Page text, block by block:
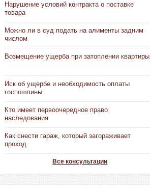
Нарушение условий контракта о поставке
товара
Можно ли в суд подать на алименты задним
числом
Возмещение ущерба при затоплении квартиры
Иск об ущербе и необходимость оплаты
госпошлины
Кто имеет первоочередное право
наследования
Как снести гараж, который загораживает
проход
Все консультации